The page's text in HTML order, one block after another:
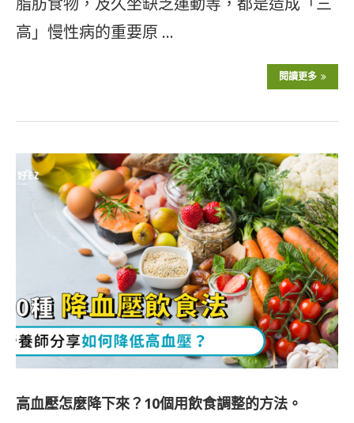
高」慢性病的重要原 …
閱讀更多
高血壓怎麼降下來？10個用飲食調整的方法。